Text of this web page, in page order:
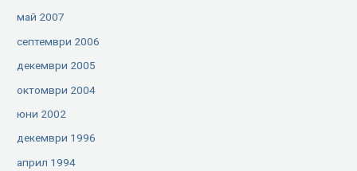
май 2007
септември 2006
декември 2005
октомври 2004
юни 2002
декември 1996
април 1994